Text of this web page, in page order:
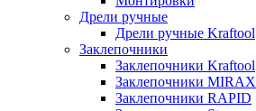
Дрели ручные
Дрели ручные Kraftool
Заклепочники
Заклепочники Kraftool
Заклепочники MIRAX
Заклепочники RAPID